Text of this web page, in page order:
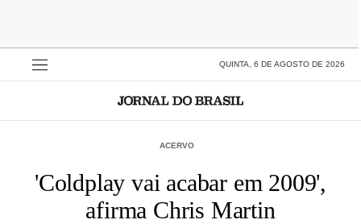
QUINTA, 6 DE AGOSTO DE 2026
ACERVO
'Coldplay vai acabar em 2009',
afirma Chris Martin